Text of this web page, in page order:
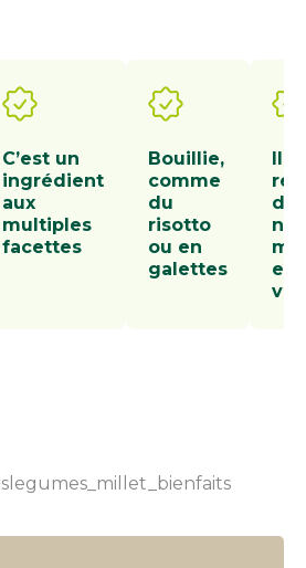
C’est un
ingrédient
aux
multiples
facettes
Bouillie,
comme
du
risotto
ou en
galettes
Il
de
et